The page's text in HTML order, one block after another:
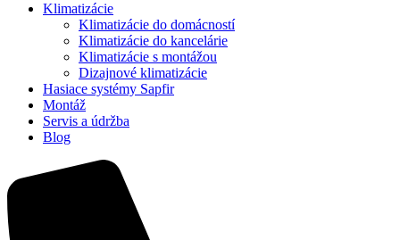
Klimatizácie
Klimatizácie do domácností
Klimatizácie do kancelárie
Klimatizácie s montážou
Dizajnové klimatizácie
Hasiace systémy Sapfir
Montáž
Servis a údržba
Blog